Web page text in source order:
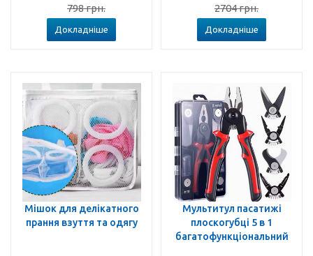
798грн.
Докладніше
2704грн.
Докладніше
Мішок для делікатного
прання взуття та одягу
Мультитул пасатижі
плоскогубці 5 в 1
багатофункціональний